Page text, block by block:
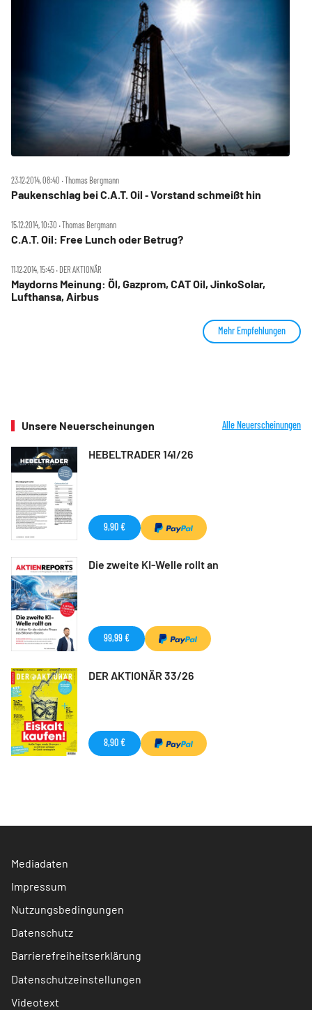
23.12.2014, 08:40 ‧ Thomas Bergmann
Paukenschlag bei C.A.T. Oil ‑ Vorstand schmeißt hin
15.12.2014, 10:30 ‧ Thomas Bergmann
C.A.T. Oil: Free Lunch oder Betrug?
11.12.2014, 15:45 ‧ DER AKTIONÄR
Maydorns Meinung: Öl, Gazprom, CAT Oil, JinkoSolar,
Lufthansa, Airbus
Mehr Empfehlungen
Unsere Neuerscheinungen Alle Neuerscheinungen
HEBELTRADER 141/26
9,90 €
Die zweite KI-Welle rollt an
99,99 €
DER AKTIONÄR 33/26
8,90 €
Mediadaten
Impressum
Nutzungsbedingungen
Datenschutz
Barrierefreiheitserklärung
Datenschutzeinstellungen
Videotext